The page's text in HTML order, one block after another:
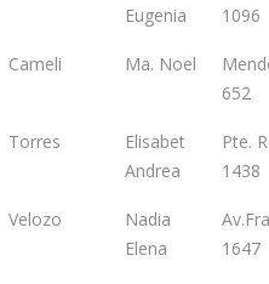
Eugenia
1096
Cameli Ma. Noel
652
Torres
Elisabet
Andrea
Pte.
1438
Velozo
Nadia
Elena
1647